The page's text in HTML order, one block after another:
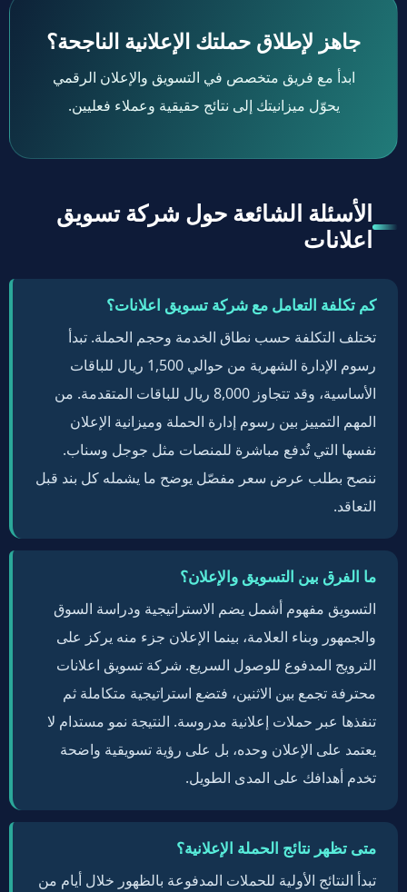
جاهز لإطلاق حملتك الإعلانية الناجحة؟
ابدأ مع فريق متخصص في التسويق والإعلان الرقمي
يحوّل ميزانيتك إلى نتائج حقيقية وعملاء فعليين.
الأسئلة الشائعة حول شركة تسويق
اعلانات
كم تكلفة التعامل مع شركة تسويق اعلانات؟
تختلف التكلفة حسب نطاق الخدمة وحجم الحملة. تبدأ
رسوم الإدارة الشهرية من حوالي 1,500 ريال للباقات
الأساسية، وقد تتجاوز 8,000 ريال للباقات المتقدمة. من
المهم التمييز بين رسوم إدارة الحملة وميزانية الإعلان
نفسها التي تُدفع مباشرة للمنصات مثل جوجل وسناب.
ننصح بطلب عرض سعر مفصّل يوضح ما يشمله كل بند قبل
التعاقد.
ما الفرق بين التسويق والإعلان؟
التسويق مفهوم أشمل يضم الاستراتيجية ودراسة السوق
والجمهور وبناء العلامة، بينما الإعلان جزء منه يركز على
الترويج المدفوع للوصول السريع. شركة تسويق اعلانات
محترفة تجمع بين الاثنين، فتضع استراتيجية متكاملة ثم
تنفذها عبر حملات إعلانية مدروسة. النتيجة نمو مستدام لا
يعتمد على الإعلان وحده، بل على رؤية تسويقية واضحة
تخدم أهدافك على المدى الطويل.
متى تظهر نتائج الحملة الإعلانية؟
تبدأ النتائج الأولية للحملات المدفوعة بالظهور خلال أيام من